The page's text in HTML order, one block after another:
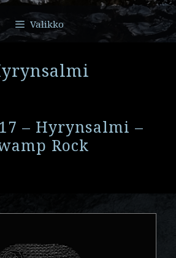
Valikko
– Hyrynsalmi –
Rock